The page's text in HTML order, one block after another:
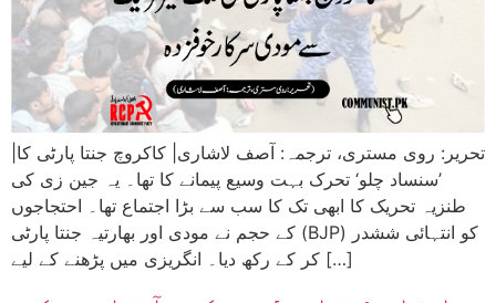
’سنساد چلو‘ تحرک بہت وسیع پیمانے کا تھا۔ یہ جین زی کی
طنزیہ تحریک کا ابھی تک کا سب سے بڑا اجتماع تھا۔ احتجاجوں
کے حجم نے مودی اور بھارتیہ جنتا پارٹی (BJP) کو انتہائی ششدر
کر کے رکھ دیا۔ انگریزی میں پڑھنے کے لیے […]